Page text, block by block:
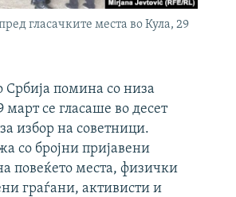
гласачките места во Кула, 29
Србија помина со низа
се гласаше во десет
избор на советници.
со бројни пријавени
повеќето места, физички
граѓани, активисти и